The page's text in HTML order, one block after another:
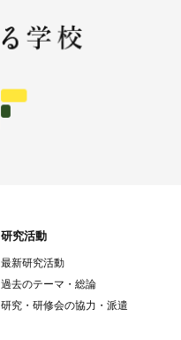
研究活動
最新研究活動
過去のテーマ・総論
研究・研修会の協力・派遣